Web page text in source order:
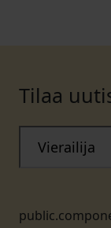
Tilaa
Vierailija